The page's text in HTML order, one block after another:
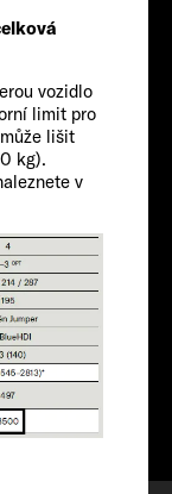
vozidlo
limit pro
lišit
kg).
v